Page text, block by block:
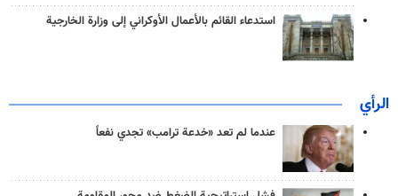
استدعاء القائم بالأعمال الأوكراني إلى وزارة الخارجية
الرأي
عندما لم تعد «خدعة ترامب» تجدي نفعاً